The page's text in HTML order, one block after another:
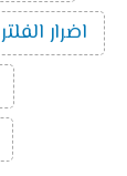
اضرار الفلتر ٧ مراحل